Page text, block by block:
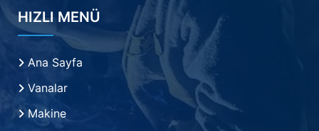
HIZLI MENÜ
Ana Sayfa
Vanalar
Makine